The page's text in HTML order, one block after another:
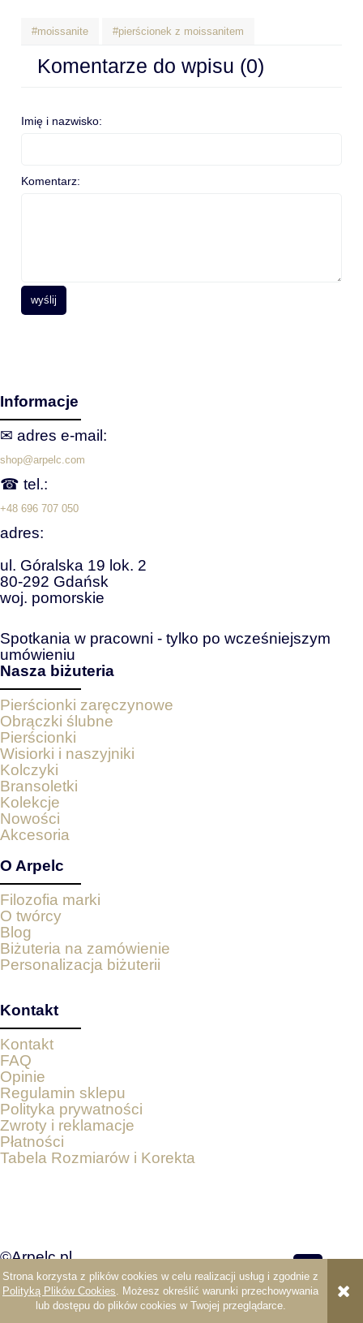
Strona korzysta z plików cookies w celu realizacji usług i zgodnie z
Polityką Plików Cookies. Możesz określić warunki przechowywania
lub dostępu do plików cookies w Twojej przeglądarce.
#moissanite #pierścionek z moissanitem
Komentarze do wpisu (0)
Imię i nazwisko:
Komentarz:
wyślij
Informacje
✉ adres e‑mail:
shop@arpelc.com
☎ tel.:
+48 696 707 050
adres:
ul. Góralska 19 lok. 2
80-292 Gdańsk
woj. pomorskie
Spotkania w pracowni - tylko po wcześniejszym
umówieniu
Nasza biżuteria
Pierścionki zaręczynowe
Obrączki ślubne
Pierścionki
Wisiorki i naszyjniki
Kolczyki
Bransoletki
Kolekcje
Nowości
Akcesoria
O Arpelc
Filozofia marki
O twórcy
Blog
Biżuteria na zamówienie
Personalizacja biżuterii
Kontakt
Kontakt
FAQ
Opinie
Regulamin sklepu
Polityka prywatności
Zwroty i reklamacje
Płatności
Tabela Rozmiarów i Korekta
©Arpelc.pl
pokaż pełną wersję strony
Sklep internetowy Shoper.pl